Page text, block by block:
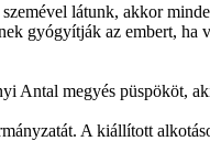
látunk, akkor
gyógyítják az embert,
Antal megyés püspököt,
A kiállított